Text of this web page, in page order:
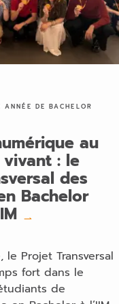
ANNÉE DE BACHELOR
au
: le
des
Bachelor
→
le Projet Transversal
fort dans le
de